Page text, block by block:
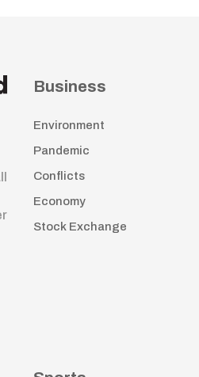
Business
Environment
Pandemic
Conflicts
Economy
Stock Exchange